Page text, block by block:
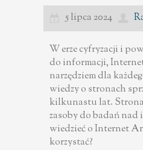
5 lipca 2024
W erze cyfryzacji i
do informacji,
narzędziem dla
wiedzy o stronach
kilkunastu lat. Strona
zasoby do badań
wiedzieć o Internet
korzystać?